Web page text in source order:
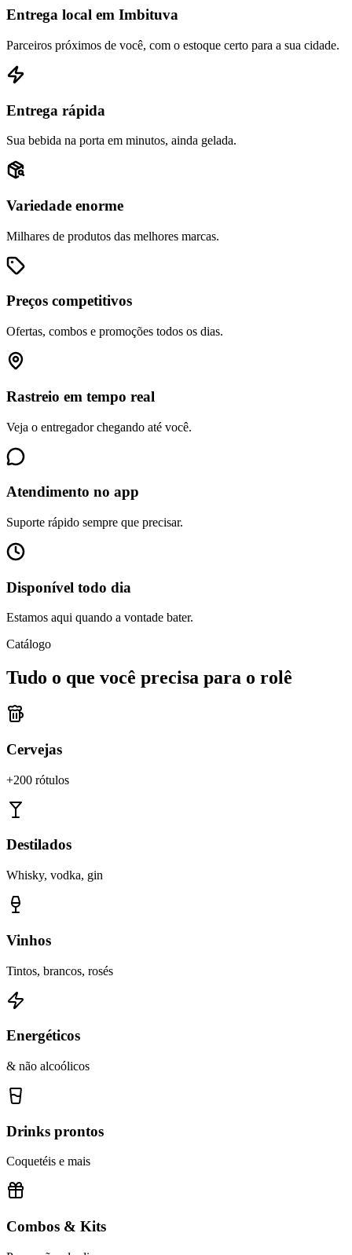
Entrega local em Imbituva
Parceiros próximos de você, com o estoque certo para a sua cidade.
Entrega rápida
Sua bebida na porta em minutos, ainda gelada.
Variedade enorme
Milhares de produtos das melhores marcas.
Preços competitivos
Ofertas, combos e promoções todos os dias.
Rastreio em tempo real
Veja o entregador chegando até você.
Atendimento no app
Suporte rápido sempre que precisar.
Disponível todo dia
Estamos aqui quando a vontade bater.
Catálogo
Tudo o que você precisa para o rolê
Cervejas
+200 rótulos
Destilados
Whisky, vodka, gin
Vinhos
Tintos, brancos, rosés
Energéticos
& não alcoólicos
Drinks prontos
Coquetéis e mais
Combos & Kits